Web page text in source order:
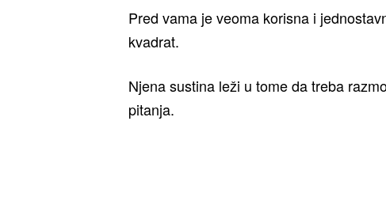
Pred vama je veoma korisna i
kvadrat.
Njena sustina leži u tome da treba
pitanja.